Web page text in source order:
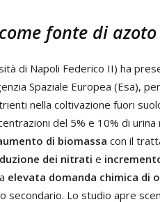
fonte di
di Napoli Federico II) ha
Spaziale Europea (Esa),
nella coltivazione fuori
del 5% e 10% di
di biomassa con il
dei nitrati e
elevata domanda chimica di
secondario. Lo studio apre